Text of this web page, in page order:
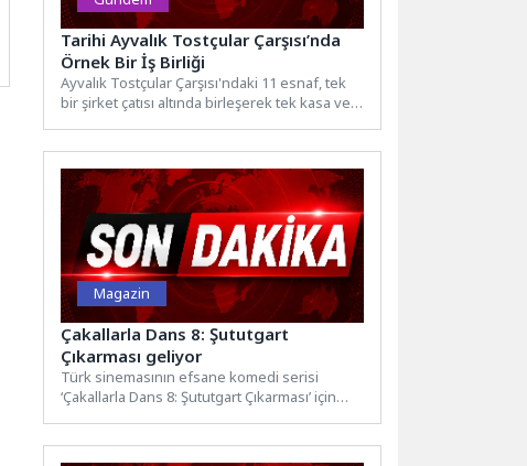
Tarihi Ayvalık Tostçular Çarşısı’nda
Örnek Bir İş Birliği
Ayvalık Tostçular Çarşısı'ndaki 11 esnaf, tek
bir şirket çatısı altında birleşerek tek kasa ve
Magazin
Çakallarla Dans 8: Şututgart
Çıkarması geliyor
Türk sinemasının efsane komedi serisi
‘Çakallarla Dans 8: Şututgart Çıkarması’ için